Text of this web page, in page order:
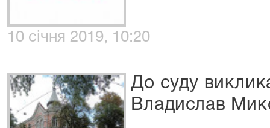
10 січня 2019, 10:20
До суду
Владислав